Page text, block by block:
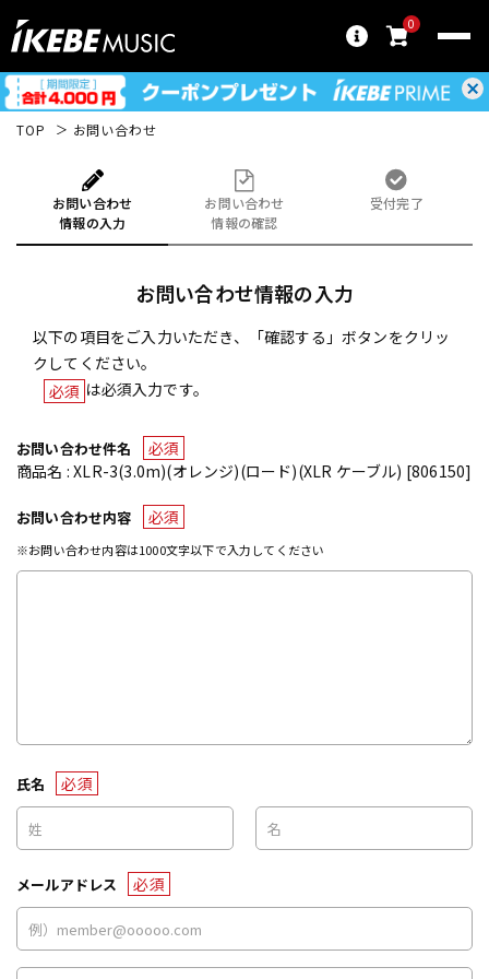
0
TOP お問い合わせ
お問い合わせ
情報の入力
お問い合わせ
情報の確認
受付完了
お問い合わせ情報の入力
以下の項目をご入力いただき、「確認する」ボタンをクリッ
クしてください。
必須 は必須入力です。
お問い合わせ件名
必須
商品名 : XLR-3(3.0m)(オレンジ)(ロード)(XLR ケーブル) [806150]
お問い合わせ内容 必須
※お問い合わせ内容は1000文字以下で入力してください
氏名 必須
メールアドレス 必須